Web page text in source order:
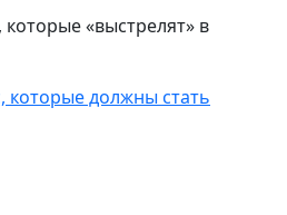
«выстрелят» в
должны стать